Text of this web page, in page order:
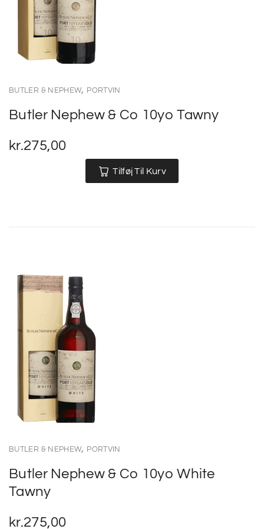
BUTLER & NEPHEW, PORTVIN
Butler Nephew & Co 10yo Tawny
kr.275,00
Tilføj Til Kurv
BUTLER & NEPHEW, PORTVIN
Butler Nephew & Co 10yo White
Tawny
kr.275,00